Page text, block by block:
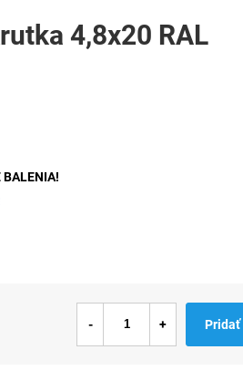
BALENIA!
4,8x20 RAL
Pridať